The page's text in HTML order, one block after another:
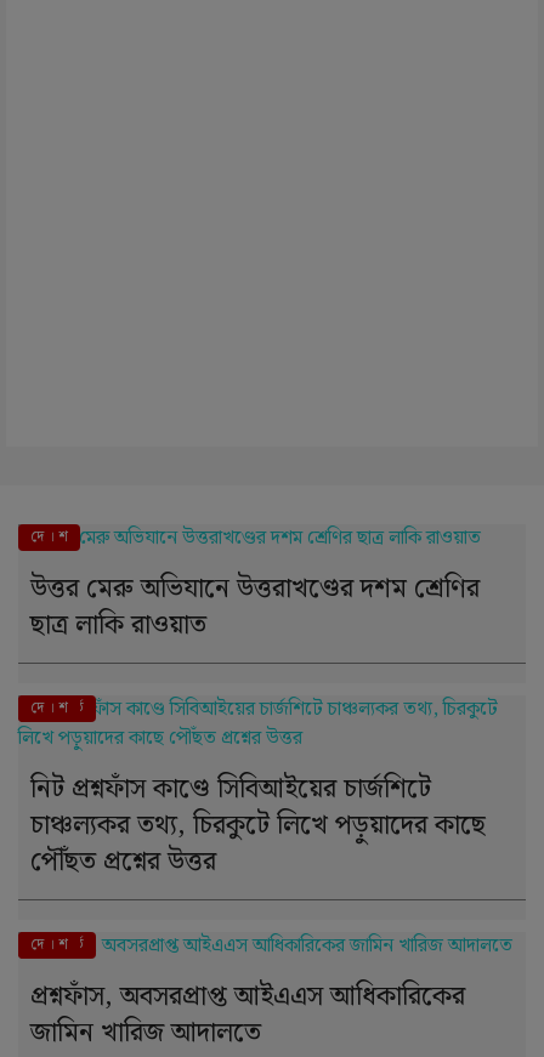
দে । শ
উত্তর মেরু অভিযানে উত্তরাখণ্ডের দশম শ্রেণির
ছাত্র লাকি রাওয়াত
এই মুহূর্তে
দে । শ
নিট প্রশ্নফাঁস কাণ্ডে সিবিআইয়ের চার্জশিটে
চাঞ্চল্যকর তথ্য, চিরকুটে লিখে পড়ুয়াদের কাছে
পৌঁছত প্রশ্নের উত্তর
এই মুহূর্তে
দে । শ
প্রশ্নফাঁস, অবসরপ্রাপ্ত আইএএস আধিকারিকের
জামিন খারিজ আদালতে